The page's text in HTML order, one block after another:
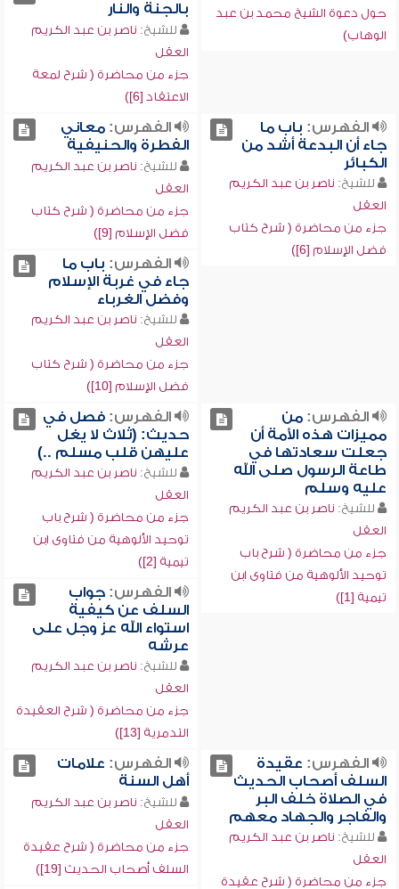
حول دعوة الشيخ محمد بن عبد
الوهاب)
بالجنة والنار
للشيخ: ناصر بن عبد الكريم
العقل
جزء من محاضرة ( شرح لمعة
الاعتقاد [6])
الفهرس: باب ما
جاء أن البدعة أشد من
الكبائر
للشيخ: ناصر بن عبد الكريم
العقل
جزء من محاضرة ( شرح كتاب
فضل الإسلام [6])
الفهرس:معاني
الفطرة والحنيفية
للشيخ: ناصر بن عبد الكريم
العقل
جزء من محاضرة ( شرح كتاب
فضل الإسلام [9])
الفهرس: باب ما
جاء في غربة الإسلام
وفضل الغرباء
للشيخ: ناصر بن عبد الكريم
العقل
جزء من محاضرة ( شرح كتاب
فضل الإسلام [10])
الفهرس:من
مميزات هذه الأمة أن
جعلت سعادتها في
طاعة الرسول صلى الله
عليه وسلم
للشيخ: ناصر بن عبد الكريم
العقل
جزء من محاضرة ( شرح باب
توحيد الألوهية من فتاوى ابن
تيمية [1])
الفهرس:فصل في
حديث: (ثلاث لا يغل
عليهن قلب مسلم ..)
للشيخ: ناصر بن عبد الكريم
العقل
جزء من محاضرة ( شرح باب
توحيد الألوهية من فتاوى ابن
تيمية [2])
الفهرس:جواب
السلف عن كيفية
استواء الله عز وجل على
عرشه
للشيخ: ناصر بن عبد الكريم
العقل
جزء من محاضرة ( شرح العقيدة
التدمرية [13])
الفهرس: عقيدة
السلف أصحاب الحديث
في الصلاة خلف البر
والفاجر والجهاد معهم
للشيخ: ناصر بن عبد الكريم
العقل
جزء من محاضرة ( شرح عقيدة
الفهرس: علامات
أهل السنة
للشيخ: ناصر بن عبد الكريم
العقل
جزء من محاضرة ( شرح عقيدة
السلف أصحاب الحديث [19])